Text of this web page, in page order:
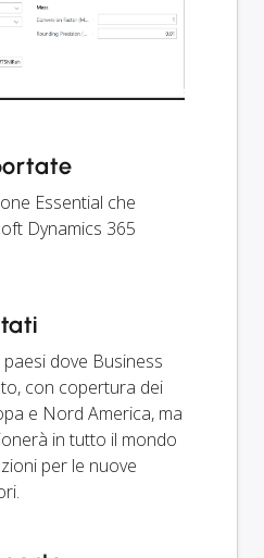
Essential che
Dynamics 365
dove Business
con copertura dei
e Nord America, ma
in tutto il mondo
per le nuove